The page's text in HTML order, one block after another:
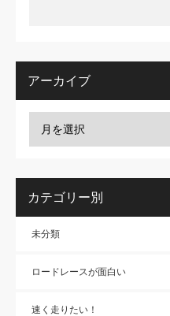
アーカイブ
カテゴリー別
未分類
ロードレースが面白い
速く走りたい！